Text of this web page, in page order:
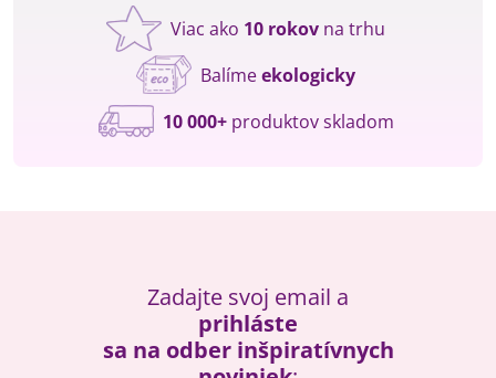
Viac ako 10 rokov na trhu
Balímeekologicky
10 000+produktov skladom
Zadajte svoj email a
prihláste
sa na odber inšpiratívnych